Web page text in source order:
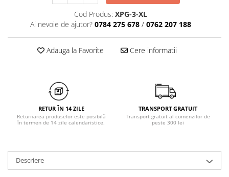
Dresuri
Chiloți clasici
Chiloți tanga
Pret unic 9.99 Lei
Seturi și Compleuri
Cod Produs: XPG-3-XL
Ai nevoie de ajutor? 0784 275 678 / 0762 207 188
Adauga la Favorite Cere informatii
RETUR ÎN 14 ZILE
Returnarea produselor este posibilă
în termen de 14 zile calendaristice.
TRANSPORT GRATUIT
Transport gratuit al comenzilor de
peste 300 lei
Descriere